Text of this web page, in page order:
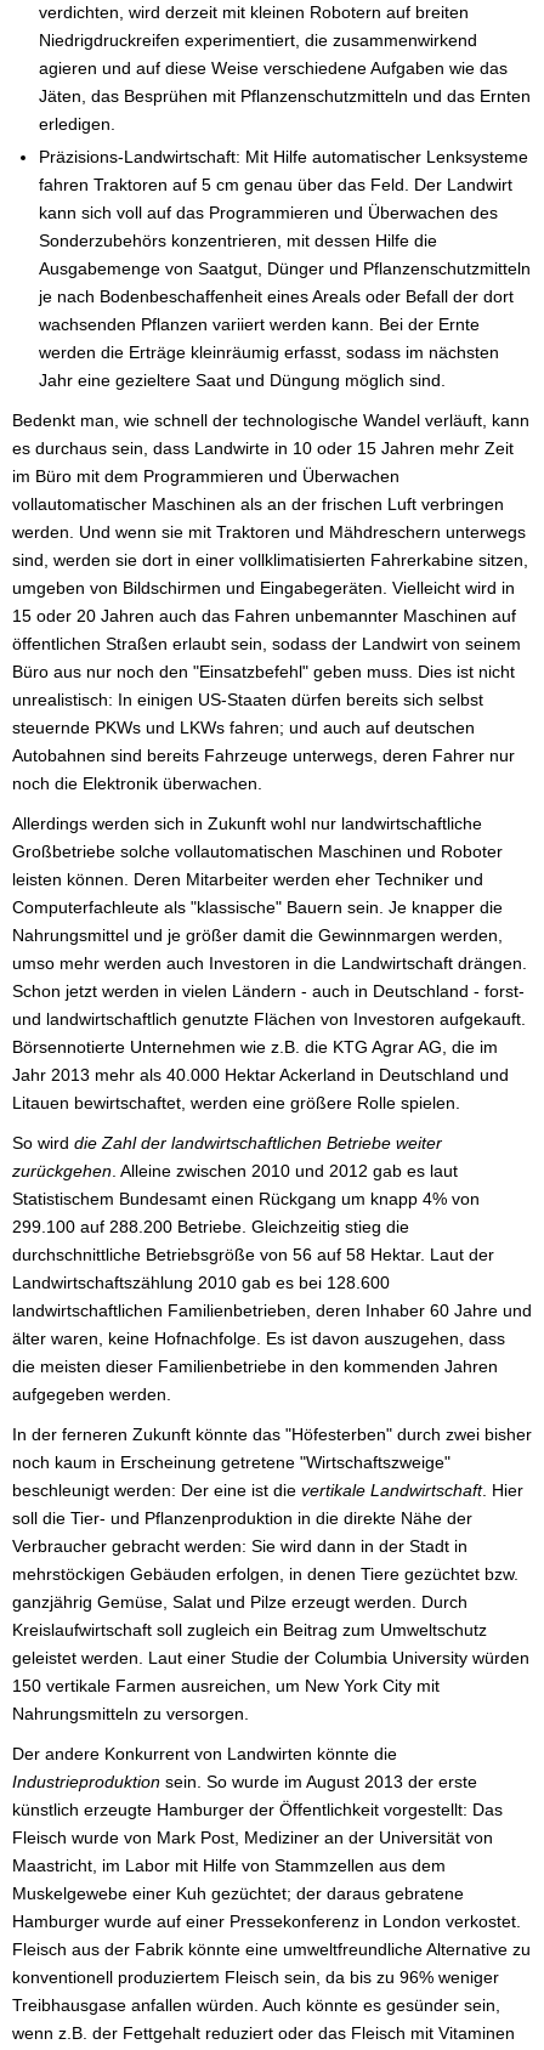
verdichten, wird derzeit mit kleinen Robotern auf breiten
Niedrigdruckreifen experimentiert, die zusammenwirkend
agieren und auf diese Weise verschiedene Aufgaben wie das
Jäten, das Besprühen mit Pflanzenschutzmitteln und das Ernten
erledigen.
Präzisions-Landwirtschaft: Mit Hilfe automatischer Lenksysteme
fahren Traktoren auf 5 cm genau über das Feld. Der Landwirt
kann sich voll auf das Programmieren und Überwachen des
Sonderzubehörs konzentrieren, mit dessen Hilfe die
Ausgabemenge von Saatgut, Dünger und Pflanzenschutzmitteln
je nach Bodenbeschaffenheit eines Areals oder Befall der dort
wachsenden Pflanzen variiert werden kann. Bei der Ernte
werden die Erträge kleinräumig erfasst, sodass im nächsten
Jahr eine gezieltere Saat und Düngung möglich sind.
Bedenkt man, wie schnell der technologische Wandel verläuft, kann
es durchaus sein, dass Landwirte in 10 oder 15 Jahren mehr Zeit
im Büro mit dem Programmieren und Überwachen
vollautomatischer Maschinen als an der frischen Luft verbringen
werden. Und wenn sie mit Traktoren und Mähdreschern unterwegs
sind, werden sie dort in einer vollklimatisierten Fahrerkabine sitzen,
umgeben von Bildschirmen und Eingabegeräten. Vielleicht wird in
15 oder 20 Jahren auch das Fahren unbemannter Maschinen auf
öffentlichen Straßen erlaubt sein, sodass der Landwirt von seinem
Büro aus nur noch den "Einsatzbefehl" geben muss. Dies ist nicht
unrealistisch: In einigen US-Staaten dürfen bereits sich selbst
steuernde PKWs und LKWs fahren; und auch auf deutschen
Autobahnen sind bereits Fahrzeuge unterwegs, deren Fahrer nur
noch die Elektronik überwachen.
Allerdings werden sich in Zukunft wohl nur landwirtschaftliche
Großbetriebe solche vollautomatischen Maschinen und Roboter
leisten können. Deren Mitarbeiter werden eher Techniker und
Computerfachleute als "klassische" Bauern sein. Je knapper die
Nahrungsmittel und je größer damit die Gewinnmargen werden,
umso mehr werden auch Investoren in die Landwirtschaft drängen.
Schon jetzt werden in vielen Ländern - auch in Deutschland - forst-
und landwirtschaftlich genutzte Flächen von Investoren aufgekauft.
Börsennotierte Unternehmen wie z.B. die KTG Agrar AG, die im
Jahr 2013 mehr als 40.000 Hektar Ackerland in Deutschland und
Litauen bewirtschaftet, werden eine größere Rolle spielen.
So wird die Zahl der landwirtschaftlichen Betriebe weiter
zurückgehen . Alleine zwischen 2010 und 2012 gab es laut
Statistischem Bundesamt einen Rückgang um knapp 4% von
299.100 auf 288.200 Betriebe. Gleichzeitig stieg die
durchschnittliche Betriebsgröße von 56 auf 58 Hektar. Laut der
Landwirtschaftszählung 2010 gab es bei 128.600
landwirtschaftlichen Familienbetrieben, deren Inhaber 60 Jahre und
älter waren, keine Hofnachfolge. Es ist davon auszugehen, dass
die meisten dieser Familienbetriebe in den kommenden Jahren
aufgegeben werden.
In der ferneren Zukunft könnte das "Höfesterben" durch zwei bisher
noch kaum in Erscheinung getretene "Wirtschaftszweige"
beschleunigt werden: Der eine ist die vertikale Landwirtschaft. Hier
soll die Tier- und Pflanzenproduktion in die direkte Nähe der
Verbraucher gebracht werden: Sie wird dann in der Stadt in
mehrstöckigen Gebäuden erfolgen, in denen Tiere gezüchtet bzw.
ganzjährig Gemüse, Salat und Pilze erzeugt werden. Durch
Kreislaufwirtschaft soll zugleich ein Beitrag zum Umweltschutz
geleistet werden. Laut einer Studie der Columbia University würden
150 vertikale Farmen ausreichen, um New York City mit
Nahrungsmitteln zu versorgen.
Der andere Konkurrent von Landwirten könnte die
Industrieproduktion sein. So wurde im August 2013 der erste
künstlich erzeugte Hamburger der Öffentlichkeit vorgestellt: Das
Fleisch wurde von Mark Post, Mediziner an der Universität von
Maastricht, im Labor mit Hilfe von Stammzellen aus dem
Muskelgewebe einer Kuh gezüchtet; der daraus gebratene
Hamburger wurde auf einer Pressekonferenz in London verkostet.
Fleisch aus der Fabrik könnte eine umweltfreundliche Alternative zu
konventionell produziertem Fleisch sein, da bis zu 96% weniger
Treibhausgase anfallen würden. Auch könnte es gesünder sein,
wenn z.B. der Fettgehalt reduziert oder das Fleisch mit Vitaminen